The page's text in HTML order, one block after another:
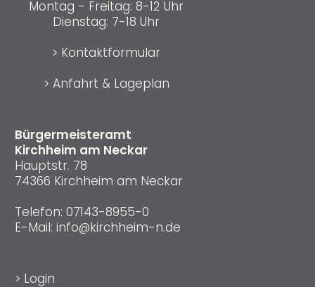
Bürgermeisteramt
Kirchheim am Neckar
Hauptstr. 78
74366 Kirchheim am Neckar
Telefon: 07143-8955-0
E-Mail: info@kirchheim-n.de
Montag - Freitag: 8-12 Uhr
Dienstag: 7-18 Uhr
> Kontaktformular
> Anfahrt & Lageplan
> Login